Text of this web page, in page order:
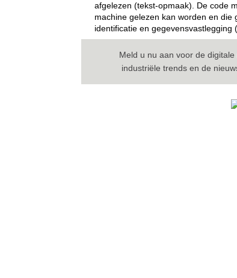
afgelezen (tekst-opmaak). De code
machine gelezen kan worden en
identificatie en gegevensvastlegging
Meld u nu aan voor de
industriële trends en de